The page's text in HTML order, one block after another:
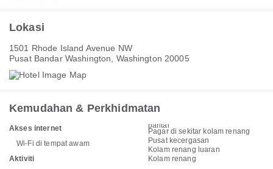
Lokasi
1501 Rhode Island Avenue NW
Pusat Bandar Washington, Washington 20005
Kemudahan & Perkhidmatan
Akses internet
Wi-Fi di tempat awam
Aktiviti
pantai
Pagar di sekitar kolam renang
Pusat kecergasan
Kolam renang luaran
Kolam renang